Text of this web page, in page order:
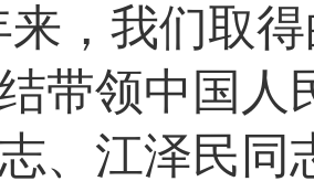
来，我们取
带领中国人
、江泽民同